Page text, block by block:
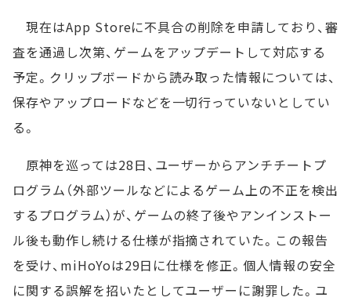
現在はApp Storeに不具合の削除を申請しており、審
査を通過し次第、ゲームをアップデートして対応する
予定。クリップボードから読み取った情報については、
保存やアップロードなどを一切行っていないとしてい
る。
原神を巡っては28日、ユーザーからアンチチートプ
ログラム（外部ツールなどによるゲーム上の不正を検出
するプログラム）が、ゲームの終了後やアンインストー
ル後も動作し続ける仕様が指摘されていた。この報告
を受け、miHoYoは29日に仕様を修正。個人情報の安全
に関する誤解を招いたとしてユーザーに謝罪した。ユ